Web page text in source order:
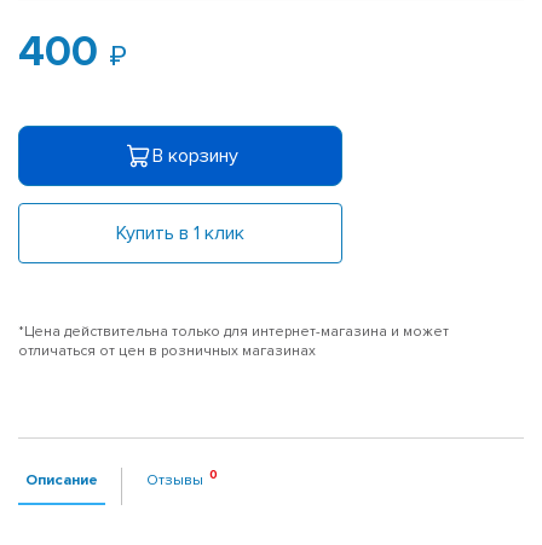
400
В корзину
Купить в 1 клик
*Цена действительна только для интернет-магазина и может
отличаться от цен в розничных магазинах
Описание Отзывы